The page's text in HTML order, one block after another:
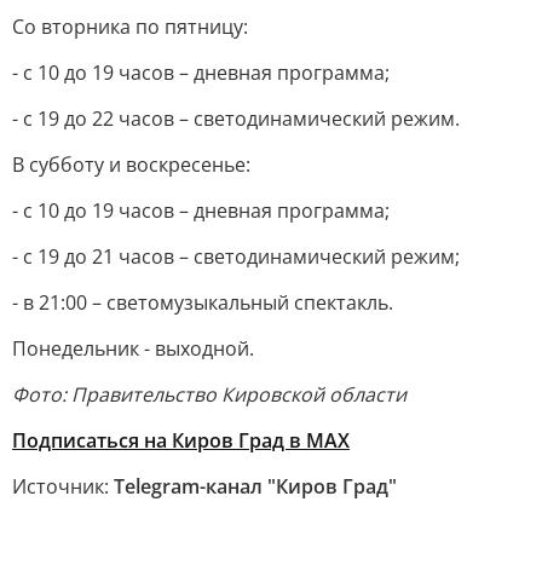
Со вторника по пятницу:
- с 10 до 19 часов – дневная программа;
- с 19 до 22 часов – светодинамический режим.
В субботу и воскресенье:
- с 10 до 19 часов – дневная программа;
- с 19 до 21 часов – светодинамический режим;
- в 21:00 – светомузыкальный спектакль.
Понедельник - выходной.
Фото: Правительство Кировской области
Подписаться на Киров Град в МАХ
Источник: Telegram-канал "Киров Град"